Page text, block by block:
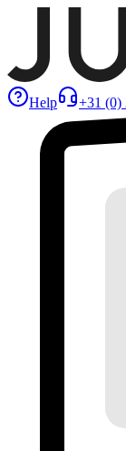
Help +31 (0)